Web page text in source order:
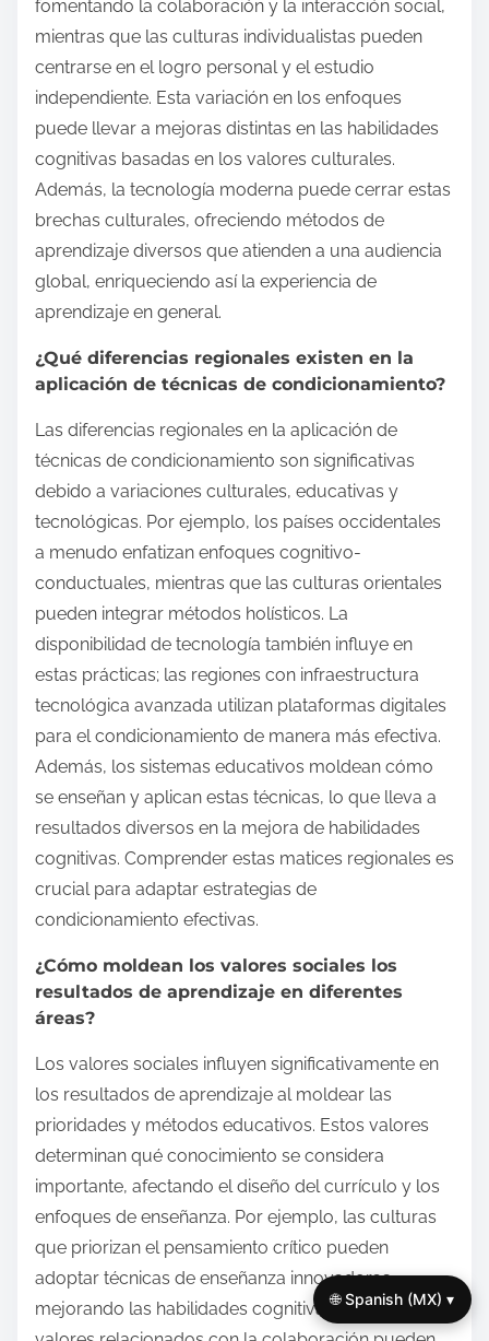
fomentando la colaboración y la interacción social,
mientras que las culturas individualistas pueden
centrarse en el logro personal y el estudio
independiente. Esta variación en los enfoques
puede llevar a mejoras distintas en las habilidades
cognitivas basadas en los valores culturales.
Además, la tecnología moderna puede cerrar estas
brechas culturales, ofreciendo métodos de
aprendizaje diversos que atienden a una audiencia
global, enriqueciendo así la experiencia de
aprendizaje en general.
¿Qué diferencias regionales existen en la
aplicación de técnicas de condicionamiento?
Las diferencias regionales en la aplicación de
técnicas de condicionamiento son significativas
debido a variaciones culturales, educativas y
tecnológicas. Por ejemplo, los países occidentales
a menudo enfatizan enfoques cognitivo-
conductuales, mientras que las culturas orientales
pueden integrar métodos holísticos. La
disponibilidad de tecnología también influye en
estas prácticas; las regiones con infraestructura
tecnológica avanzada utilizan plataformas digitales
para el condicionamiento de manera más efectiva.
Además, los sistemas educativos moldean cómo
se enseñan y aplican estas técnicas, lo que lleva a
resultados diversos en la mejora de habilidades
cognitivas. Comprender estas matices regionales es
crucial para adaptar estrategias de
condicionamiento efectivas.
¿Cómo moldean los valores sociales los
resultados de aprendizaje en diferentes
áreas?
Los valores sociales influyen significativamente en
los resultados de aprendizaje al moldear las
prioridades y métodos educativos. Estos valores
determinan qué conocimiento se considera
importante, afectando el diseño del currículo y los
enfoques de enseñanza. Por ejemplo, las culturas
que priorizan el pensamiento crítico pueden
adoptar técnicas de enseñanza innovadoras,
mejorando las habilidades cognitivas. Además, los
🌐 Spanish (MX) ▾